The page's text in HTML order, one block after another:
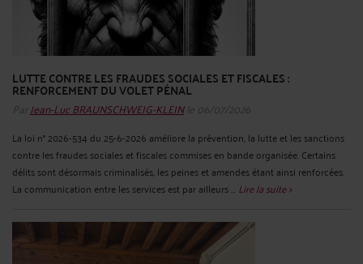
LUTTE CONTRE LES FRAUDES SOCIALES ET FISCALES :
RENFORCEMENT DU VOLET PÉNAL
Par Jean-Luc BRAUNSCHWEIG-KLEINle 06/07/2026
La loi n° 2026-534 du 25-6-2026 améliore la prévention, la lutte et les sanctions
contre les fraudes sociales et fiscales commises en bande organisée. Certains
délits sont désormais criminalisés, les peines et amendes étant ainsi renforcées.
La communication entre les services est par ailleurs ... Lire la suite >